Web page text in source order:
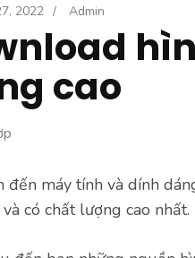
2022 / Admin
cao
máy tính và dính
có chất lượng cao nhất.